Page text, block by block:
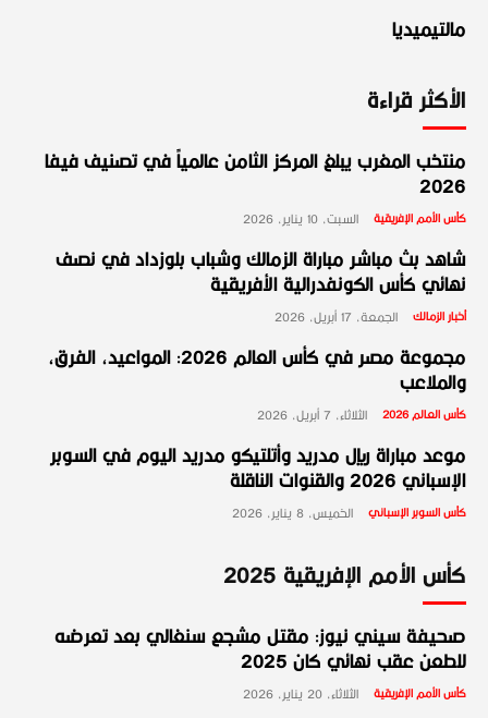
مالتيميديا
الأكثر قراءة
منتخب المغرب يبلغ المركز الثامن عالمياً في تصنيف فيفا
2026
كأس الأمم الإفريقية السبت، 10 يناير، 2026
شاهد بث مباشر مباراة الزمالك وشباب بلوزداد في نصف
نهائي كأس الكونفدرالية الأفريقية
أخبار الزمالك الجمعة، 17 أبريل، 2026
مجموعة مصر في كأس العالم 2026: المواعيد، الفرق،
والملاعب
كأس العالم 2026 الثلاثاء، 7 أبريل، 2026
موعد مباراة ريال مدريد وأتلتيكو مدريد اليوم في السوبر
الإسباني 2026 والقنوات الناقلة
كأس السوبر الإسباني الخميس، 8 يناير، 2026
كأس الأمم الإفريقية 2025
صحيفة سيني نيوز: مقتل مشجع سنغالي بعد تعرضه
للطعن عقب نهائي كان 2025
كأس الأمم الإفريقية الثلاثاء، 20 يناير، 2026